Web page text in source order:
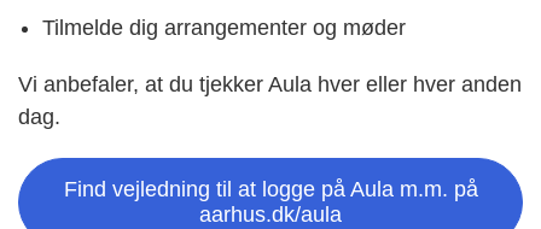
Tilmelde dig arrangementer og møder
Vi anbefaler, at du tjekker Aula hver eller hver anden
dag.
Find vejledning til at logge på Aula m.m. på
aarhus.dk/aula